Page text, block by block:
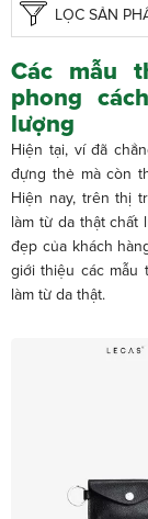
LỌC SẢN
Các mẫu
phong
lượng
Hiện tại, ví đã
đựng thẻ mà còn
Hiện nay, trên thị
làm từ da thật chất
đẹp của khách
giới thiệu các mẫu
làm từ da thật.